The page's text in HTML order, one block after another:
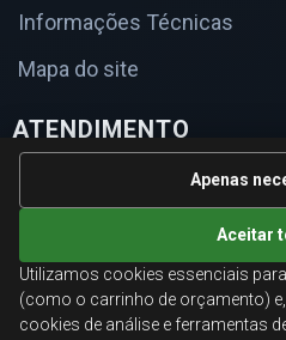
Informações Técnicas
Mapa do site
ATENDIMENTO
Orçamentos corporativos,
suporte especializado.
Ligamos
Fale
Apenas
Aceitar
Utilizamos cookies essenciais
(como o carrinho de orçamento)
cookies de análise e ferramentas